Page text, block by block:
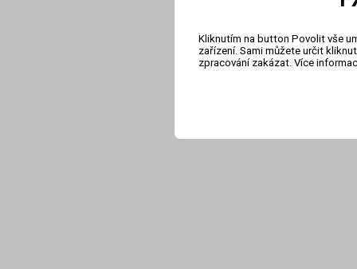
Kliknutím na button Povolit vše
zařízení. Sami můžete určit
zpracování zakázat. Více